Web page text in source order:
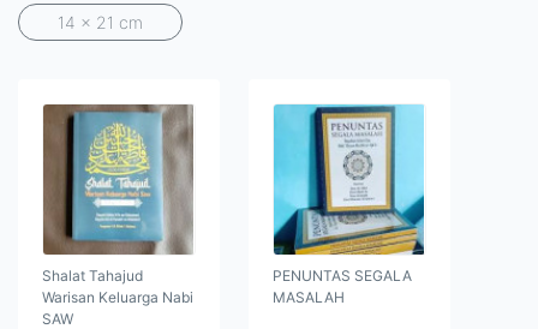
14 x 21 cm
Shalat Tahajud
Warisan Keluarga Nabi
SAW
PENUNTAS SEGALA
MASALAH